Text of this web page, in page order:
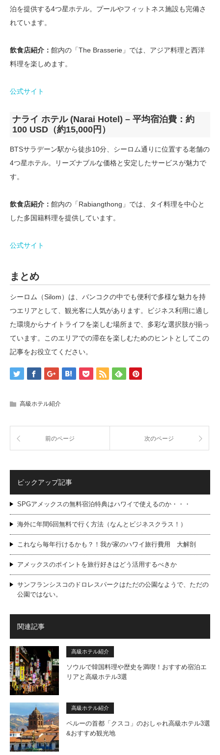
泊を提供する4つ星ホテル。プールやフィットネス施設も完備さ
れています。
飲食店紹介： 館内の「The Brasserie」では、アジア料理と西洋
料理を楽しめます。
公式サイト
ナライ ホテル (Narai Hotel) – 平均宿泊費：約
100 USD（約15,000円）
BTSサラデーン駅から徒歩10分、シーロム通りに位置する老舗の
4つ星ホテル。リーズナブルな価格と安定したサービスが魅力で
す。
飲食店紹介： 館内の「Rabiangthong」では、タイ料理を中心と
した多国籍料理を提供しています。
公式サイト
まとめ
シーロム（Silom）は、バンコクの中でも便利で多様な魅力を持
つエリアとして、観光客に人気があります。ビジネス利用に適し
た環境からナイトライフを楽しむ場所まで、多彩な選択肢が揃っ
ています。このエリアでの滞在を楽しむためのヒントとしてこの
記事をお役立てください。
高級ホテル紹介
前のページ 次のページ
ピックアップ記事
SPGアメックスの無料宿泊特典はハワイで使えるのか・・・
海外に年間6回無料で行く方法（なんとビジネスクラス！）
これなら毎年行けるかも？！我が家のハワイ旅行費用 大解剖
アメックスのポイントを旅行好きはどう活用するべきか
サンフランシスコのドロレスパークはただの公園なようで、ただの
公園ではない。
関連記事
高級ホテル紹介
ソウルで韓国料理や歴史を満喫！おすすめ宿泊エ
リアと高級ホテル3選
高級ホテル紹介
ペルーの首都「クスコ」のおしゃれ高級ホテル3選
&おすすめ観光地